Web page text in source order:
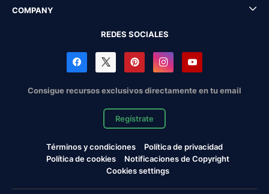
COMPANY
REDES SOCIALES
Consigue recursos exclusivos directamente en tu email
Regístrate
Términos y condiciones
Política de privacidad
Política de cookies
Notificaciones de Copyright
Cookies settings